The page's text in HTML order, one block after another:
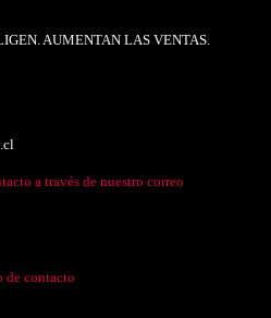
AUMENTAN LAS VENTAS.
a través de nuestro correo
de contacto